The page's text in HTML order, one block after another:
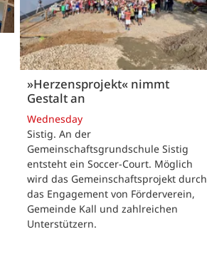
»Herzensprojekt« nimmt
Gestalt an
Wednesday
Sistig. An der
Gemeinschaftsgrundschule Sistig
entsteht ein Soccer-Court. Möglich
wird das Gemeinschaftsprojekt durch
das Engagement von Förderverein,
Gemeinde Kall und zahlreichen
Unterstützern.